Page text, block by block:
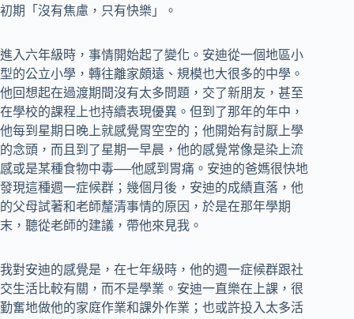
初期「沒有焦慮，只有快樂」。
進入六年級時，事情開始起了變化。安迪從一個地區小
型的公立小學，轉往離家頗遠、規模也大很多的中學。
他回想起在過渡期間沒有太多問題，交了新朋友，甚至
在學校的課程上也持續表現優異。但到了那年的年中，
他每到星期日晚上就感覺胃空空的；他開始有討厭上學
的念頭，而且到了星期一早晨，他的感覺常像是染上流
感或是某種食物中毒──他感到胃痛。安迪的爸媽很快地
發現這種週一症候群；幾個月後，安迪的成績直落，他
的父母試著和老師釐清事情的原因，於是在那年學期
末，聽從老師的建議，帶他來見我。
我對安迪的感覺是，在七年級時，他的週一症候群跟社
交生活比較有關，而不是學業。安迪一直樂在上課，很
勤奮地做他的家庭作業和課外作業；也或許投入太多活